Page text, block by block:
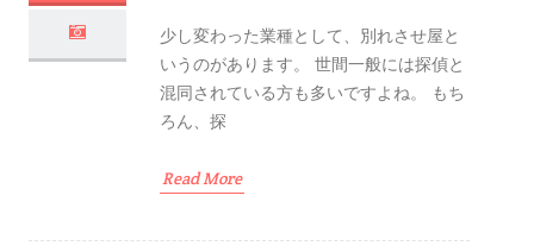
少し変わった業種として、別れさせ屋と
いうのがあります。 世間一般には探偵と
混同されている方も多いですよね。 もち
ろん、探
Read More